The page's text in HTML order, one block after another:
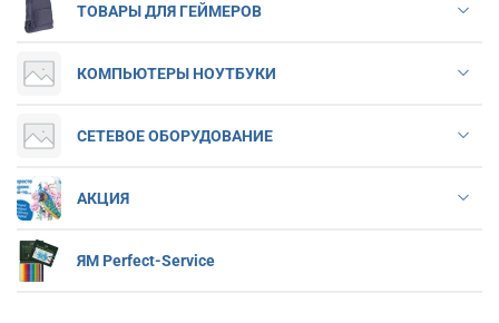
ТОВАРЫ ДЛЯ ГЕЙМЕРОВ
КОМПЬЮТЕРЫ НОУТБУКИ
СЕТЕВОЕ ОБОРУДОВАНИЕ
АКЦИЯ
ЯМ Perfect-Service